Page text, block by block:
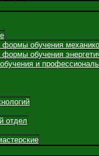
обучения
обучения
и
отдел